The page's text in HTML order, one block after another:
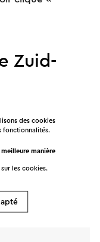
Zuid-
des cookies
fonctionnalités.
manière
sur lescookies